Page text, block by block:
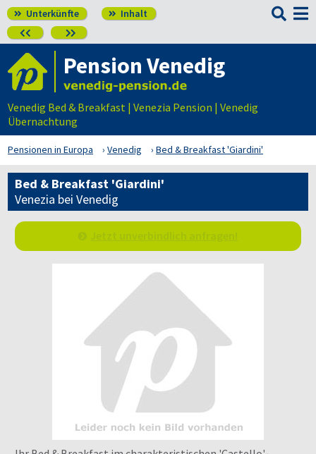
 Unterkünfte  Inhalt
 

Pension Venedig
Venedig Bed & Breakfast | Venezia Pension | Venedig
Übernachtung
Pensionen in Europa Venedig Bed & Breakfast 'Giardini'
Bed & Breakfast 'Giardini'
Venezia bei Venedig